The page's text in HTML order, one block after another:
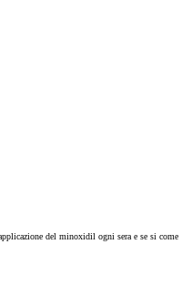
del minoxidil ogni sera e se si come